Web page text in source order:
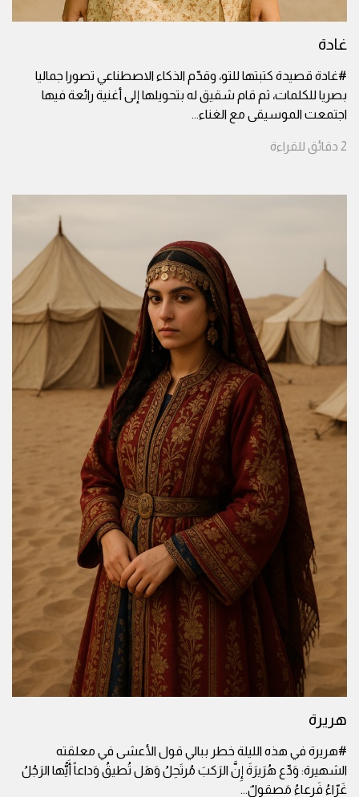
غادة
#غادة قصيدة كتبتها للتو، وقدّم الذكاء الاصطناعي تصورا جماليا
بصريا للكلمات، ثم قام شقيق له بتحويلها إلى أغنية رائعة فيها
اجتمعت الموسيقى مع الغناء...
2 دقائق للقراءة
هريرة
#هريرة في هذه الليلة خطر ببالي قول الأعشى في معلقته
الشهيرة: وَدِّع هُرَيرَةَ إِنَّ الرَكبَ مُرتَحِلُ وَهَل تُطيقُ وَداعاً أَيُّها الرَجُلُ
غَرّاءُ فَرعاءُ مَصقولٌ...